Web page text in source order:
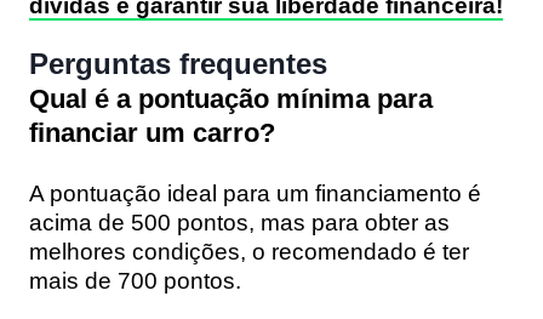
Perguntas frequentes
Qual é a pontuação mínima para
financiar um carro?
A pontuação ideal para um financiamento é
acima de 500 pontos, mas para obter as
melhores condições, o recomendado é ter
mais de 700 pontos.